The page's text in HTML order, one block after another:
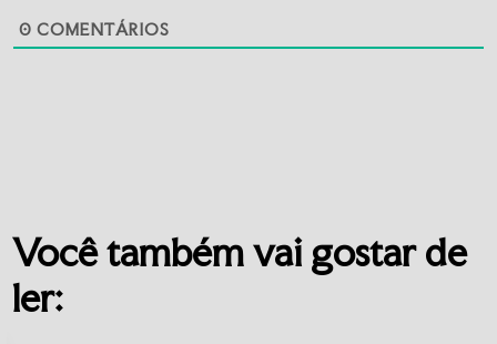
0 COMENTÁRIOS
Você também vai gostar de
ler: